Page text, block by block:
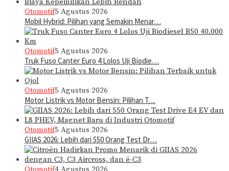
Otomotif5 Agustus 2026
Mobil Hybrid: Pilihan yang Semakin Menar…
Otomotif5 Agustus 2026
Truk Fuso Canter Euro 4 Lolos Uji Biodie…
Otomotif5 Agustus 2026
Motor Listrik vs Motor Bensin: Pilihan T…
Otomotif5 Agustus 2026
GIIAS 2026: Lebih dari 550 Orang Test Dr…